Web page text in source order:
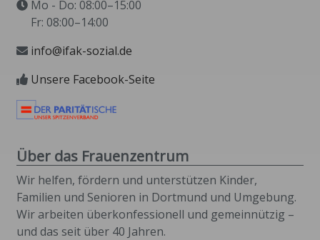
Mo - Do: 08:00–15:00
Fr: 08:00–14:00
info@ifak-sozial.de
Unsere Facebook-Seite
Über das Frauenzentrum
Wir helfen, fördern und unterstützen Kinder,
Familien und Senioren in Dortmund und Umgebung.
Wir arbeiten überkonfessionell und gemeinnützig –
und das seit über 40 Jahren.